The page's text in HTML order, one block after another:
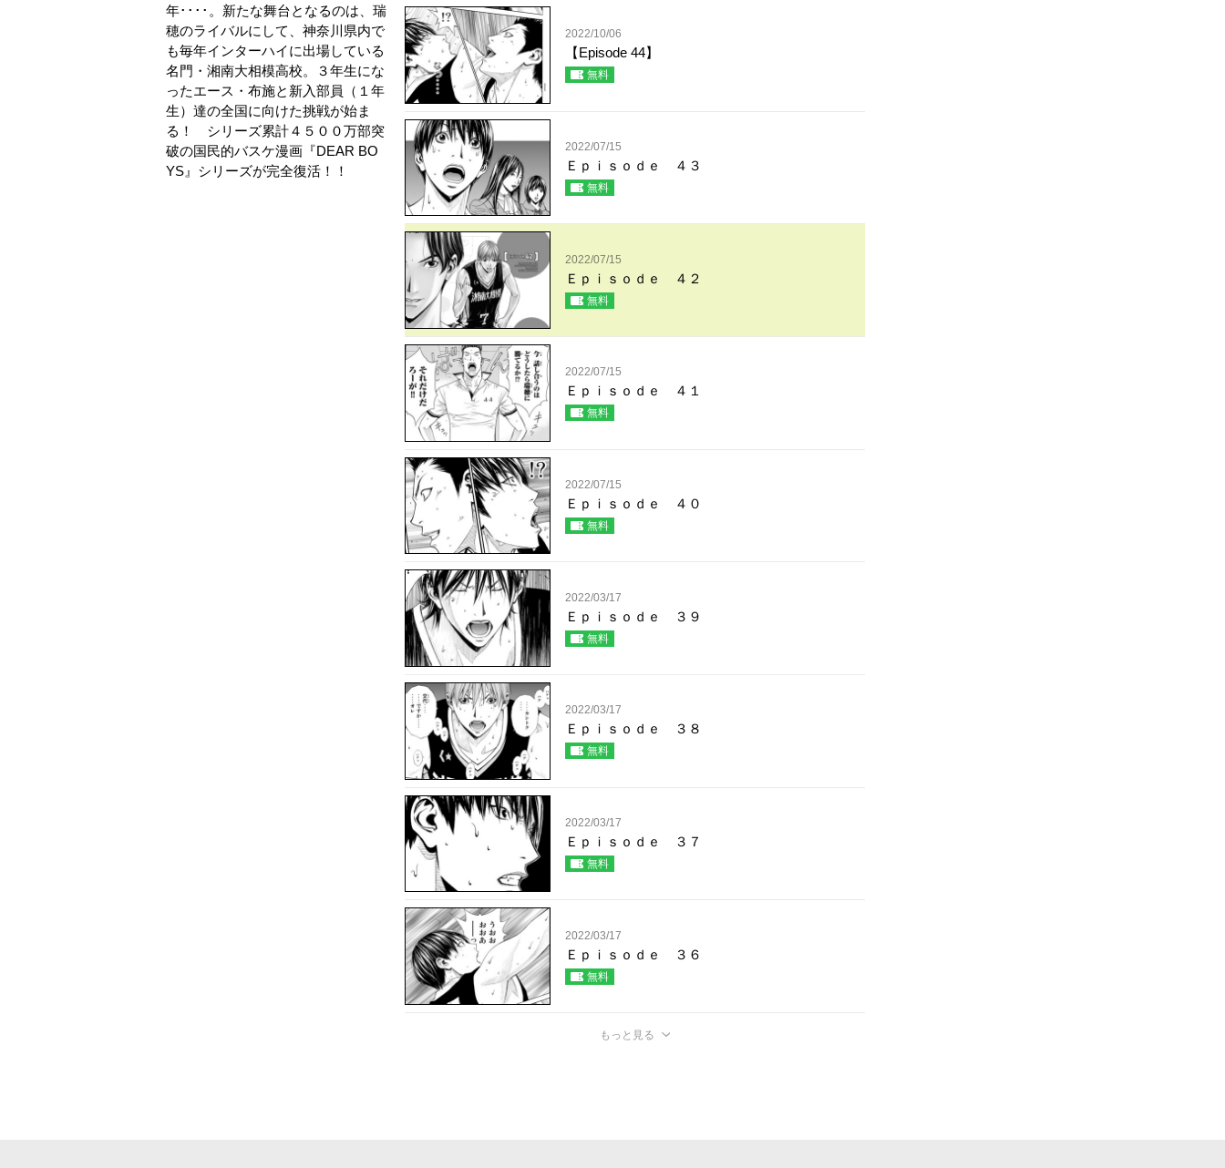
年････。新たな舞台となるのは、瑞
穂のライバルにして、神奈川県内で
も毎年インターハイに出場している
名門・湘南大相模高校。３年生にな
ったエース・布施と新入部員（１年
生）達の全国に向けた挑戦が始ま
る！ シリーズ累計４５００万部突
破の国民的バスケ漫画『DEAR BO
YS』シリーズが完全復活！！
2022/10/06
【Episode 44】
無料
2022/07/15
Ｅｐｉｓｏｄｅ ４３
無料
2022/07/15
Ｅｐｉｓｏｄｅ ４２
無料
2022/07/15
Ｅｐｉｓｏｄｅ ４１
無料
2022/07/15
Ｅｐｉｓｏｄｅ ４０
無料
2022/03/17
Ｅｐｉｓｏｄｅ ３９
無料
2022/03/17
Ｅｐｉｓｏｄｅ ３８
無料
2022/03/17
Ｅｐｉｓｏｄｅ ３７
無料
2022/03/17
Ｅｐｉｓｏｄｅ ３６
無料
もっと見る